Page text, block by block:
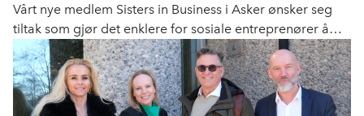
Vårt nye medlem Sisters in Business i Asker ønsker seg
tiltak som gjør det enklere for sosiale entreprenører å
vinne oppdrag fra det offentlige.